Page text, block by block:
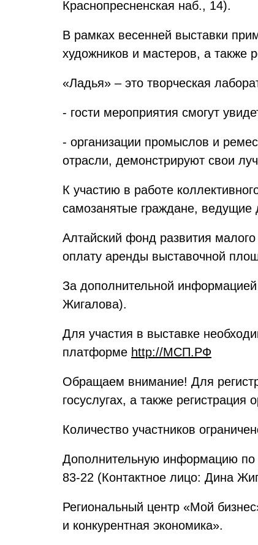
Краснопресненская наб., 14).
В рамках весенней выставки
художников и мастеров, а также
«Ладья» – это творческая
- гости мероприятия смогут
- организации промыслов и
отрасли, демонстрируют свои
К участию в работе
самозанятые граждане, ведущие
Алтайский фонд развития
оплату аренды выставочной
За дополнительной
Жигалова).
Для участия в выставке
платформе http://МСП.РФ
Обращаем внимание! Для
госуслугах, а также регистрация
Количество участников
Дополнительную информацию по
83-22 (Контактное лицо: Дина
Региональный центр «Мой
и конкурентная экономика».